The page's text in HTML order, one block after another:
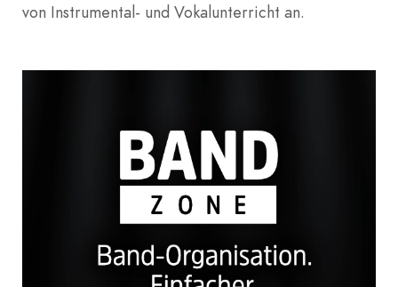
von Instrumental- und Vokalunterricht an.